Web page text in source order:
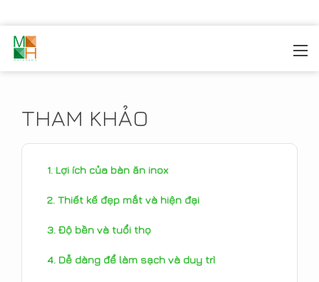
THAM KHẢO
Lợi ích của bàn ăn inox
Thiết kế đẹp mắt và hiện đại
Độ bền và tuổi thọ
Dễ dàng để làm sạch và duy trì